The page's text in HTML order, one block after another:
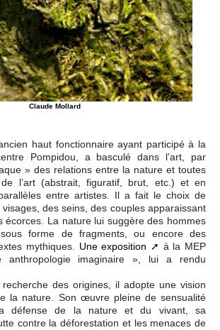
Claude Mollard
ancien haut fonctionnaire ayant participé à la
Pompidou, a basculé dans l’art, par
» des relations entre la nature et toutes
l’art (abstrait, figuratif, brut, etc.) et en
entre artistes. Il a fait le choix de
des seins, des couples apparaissant
écorces. La nature lui suggère des hommes
forme de fragments, ou encore des
mythiques. Une exposition
à la MEP
imaginaire », lui a rendu
des origines, il adopte une vision
la nature. Son œuvre pleine de sensualité
défense de la nature et du vivant, sa
contre la déforestation et les menaces de